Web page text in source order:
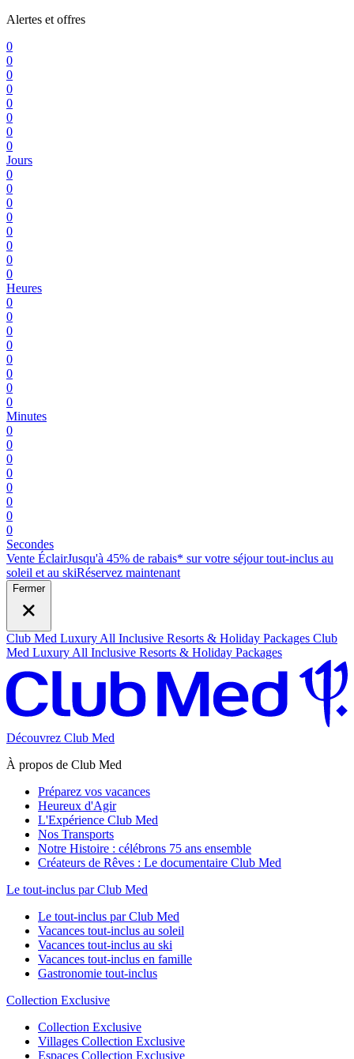
Alertes et offres
0
0
0
0
0
0
0
0
Jours
0
0
0
0
0
0
0
0
Heures
0
0
0
0
0
0
0
0
Minutes
0
0
0
0
0
0
0
0
Secondes
Vente ÉclairJusqu'à 45% de rabais* sur votre séjour tout-inclus au
soleil et au skiRéservez maintenant
Fermer
Club Med Luxury All Inclusive Resorts & Holiday Packages Club
Med Luxury All Inclusive Resorts & Holiday Packages
Découvrez Club Med
À propos de Club Med
Préparez vos vacances
Heureux d'Agir
L'Expérience Club Med
Nos Transports
Notre Histoire : célébrons 75 ans ensemble
Créateurs de Rêves : Le documentaire Club Med
Le tout-inclus par Club Med
Le tout-inclus par Club Med
Vacances tout-inclus au soleil
Vacances tout-inclus au ski
Vacances tout-inclus en famille
Gastronomie tout-inclus
Collection Exclusive
Collection Exclusive
Villages Collection Exclusive
Espaces Collection Exclusive